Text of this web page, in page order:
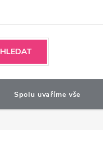
HLEDAT
Spolu uvaříme vše